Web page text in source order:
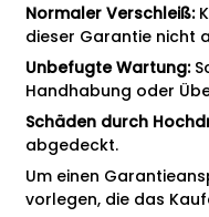
Normaler Verschleiß:
dieser Garantie nicht
Unbefugte Wartung:
Handhabung oder
Schäden durch
abgedeckt.
Um einen
vorlegen, die das